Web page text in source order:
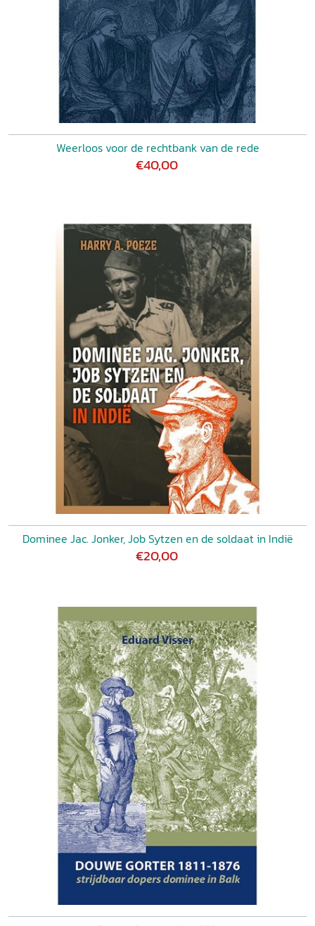
Weerloos voor de rechtbank van de rede
€40,00
Dominee Jac. Jonker, Job Sytzen en de soldaat in Indië
€20,00